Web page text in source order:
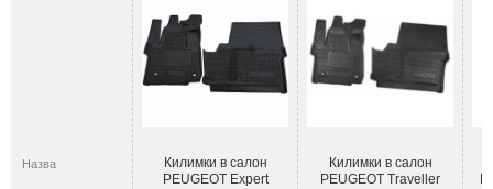
Назва
Килимки в салон
PEUGEOT Expert
Килимки в салон
PEUGEOT Traveller